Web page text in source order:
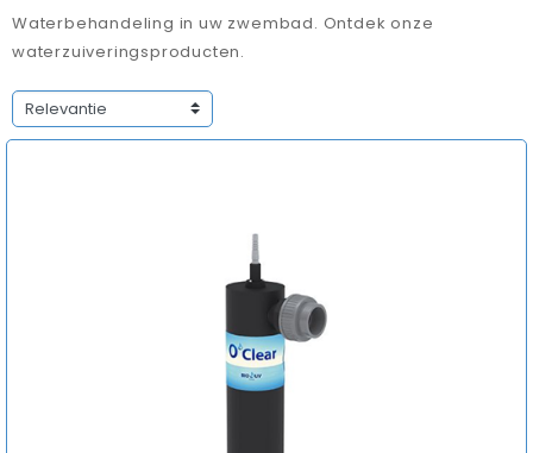
Waterbehandeling in uw zwembad. Ontdek onze
waterzuiveringsproducten.